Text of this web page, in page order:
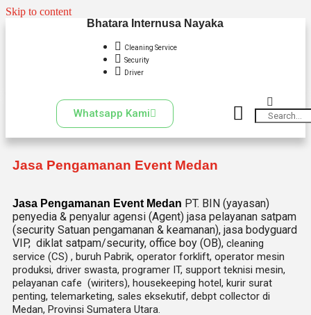
Skip to content
Bhatara Internusa Nayaka
Cleaning Service
Security
Driver
Whatsapp Kami
Jasa Pengamanan Event Medan
Jasa Pengamanan Event Medan PT. BIN (yayasan)
penyedia & penyalur agensi (Agent) jasa pelayanan satpam
(security Satuan pengamanan & keamanan), jasa bodyguard
VIP, diklat satpam/security, office boy (OB), cleaning
service (CS) , buruh Pabrik, operator forklift, operator mesin
produksi, driver swasta, programer IT, support teknisi mesin,
pelayanan cafe (wiriters), housekeeping hotel, kurir surat
penting, telemarketing, sales eksekutif, debpt collector di
Medan, Provinsi Sumatera Utara.